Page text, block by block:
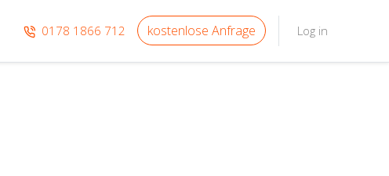
0178 1866 712 kostenlose Anfrage Log in